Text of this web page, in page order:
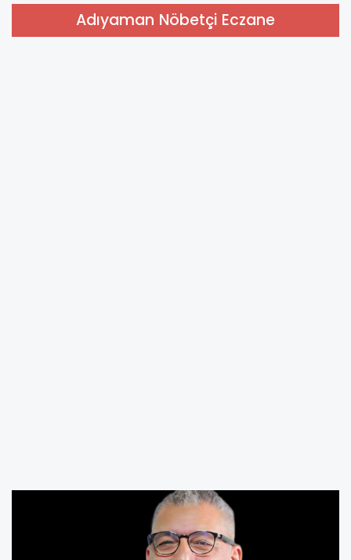
Adıyaman Nöbetçi Eczane